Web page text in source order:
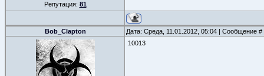
Репутация: 81
Bob_Clapton Дата: Среда, 11.01.2012, 05:04 | Сообщение #
10013